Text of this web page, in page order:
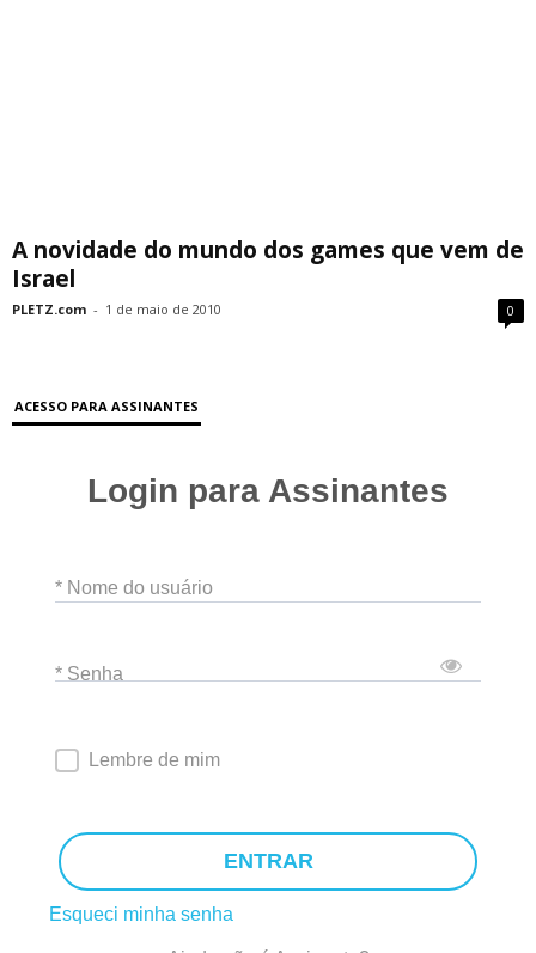
A novidade do mundo dos games que vem de
Israel
PLETZ.com - 1 de maio de 2010 0
ACESSO PARA ASSINANTES
Login para Assinantes
* Nome do usuário
* Senha
Lembre de mim
ENTRAR
Esqueci minha senha